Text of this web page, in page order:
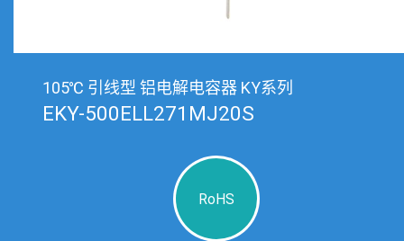
105℃ 引线型 铝电解电容器 KY系列
EKY-500ELL271MJ20S
RoHS